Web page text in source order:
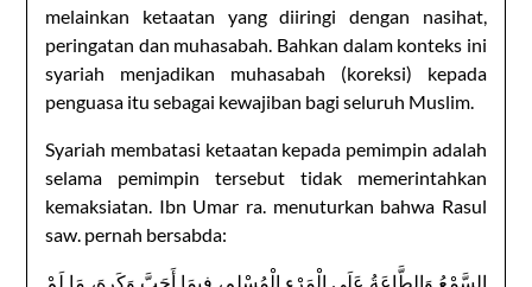
melainkan ketaatan yang diiringi dengan nasihat,
peringatan dan muhasabah. Bahkan dalam konteks ini
syariah menjadikan muhasabah (koreksi) kepada
penguasa itu sebagai kewajiban bagi seluruh Muslim.
Syariah membatasi ketaatan kepada pemimpin adalah
selama pemimpin tersebut tidak memerintahkan
kemaksiatan. Ibn Umar ra. menuturkan bahwa Rasul
saw. pernah bersabda:
السَّمْعُ وَالطَّاعَةُ عَلَى الْمَرْءِ الْمُسْلِمِ، فِيمَا أَحَبَّ وَكَرِهَ، مَا لَمْ